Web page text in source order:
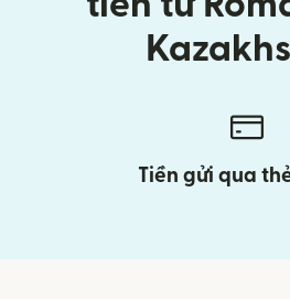
Tiền gửi qua